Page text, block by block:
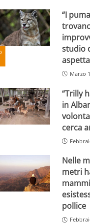
“I
studio
Marzo
“Trilly
in
cerca
Nelle
metri
pollice